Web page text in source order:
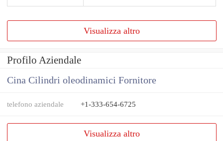
Visualizza altro
Profilo Aziendale
Cina Cilindri oleodinamici Fornitore
telefono aziendale +1-333-654-6725
Visualizza altro